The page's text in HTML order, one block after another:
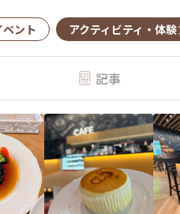
ベント アクティビティ・体験
記事